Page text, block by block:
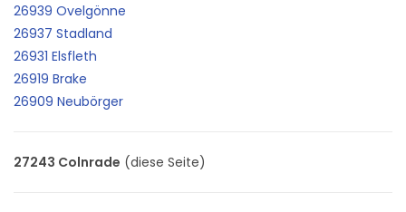
26939 Ovelgönne
26937 Stadland
26931 Elsfleth
26919 Brake
26909 Neubörger
27243 Colnrade (diese Seite)